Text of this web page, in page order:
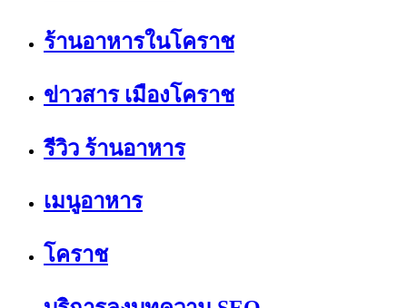
ร้านอาหารในโคราช
ข่าวสาร เมืองโคราช
รีวิว ร้านอาหาร
เมนูอาหาร
โคราช